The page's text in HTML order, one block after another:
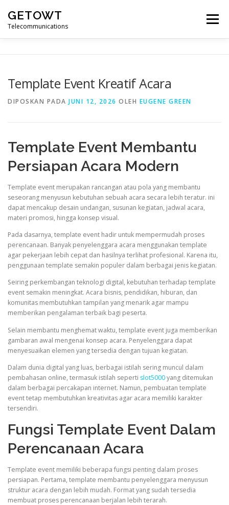
konten
GETOWT
Telecommunications
Menu
Template Event Kreatif Acara
DIPOSKAN PADA JUNI 12, 2026 OLEH EUGENE GREEN
Template Event Membantu
Persiapan Acara Modern
Template event merupakan rancangan atau pola yang membantu
seseorang menyusun kebutuhan sebuah acara secara lebih teratur. ini
dapat mencakup desain undangan, susunan kegiatan, jadwal acara,
materi promosi, hingga konsep visual.
Pada dasarnya, template event hadir untuk mempermudah proses
perencanaan. Banyak penyelenggara acara menggunakan template
agar pekerjaan lebih cepat dan hasilnya terlihat profesional. Karena itu,
penggunaan template semakin populer dalam berbagai jenis kegiatan.
Seiring perkembangan teknologi digital, kebutuhan terhadap template
event semakin meningkat. Acara bisnis, pendidikan, hiburan, dan
komunitas membutuhkan tampilan yang menarik agar mampu
memberikan pengalaman terbaik bagi peserta.
Selain membantu menghemat waktu, template event juga memberikan
gambaran awal mengenai konsep acara. Penyelenggara dapat
menyesuaikan elemen yang tersedia dengan tujuan kegiatan.
Dalam dunia digital yang luas, berbagai istilah sering muncul dalam
pembahasan online, termasuk istilah seperti slot5000yang ditemukan
dalam berbagai percakapan internet. Namun, pembuatan template
event tetap membutuhkan kreativitas agar acara memiliki karakter
tersendiri.
Fungsi Template Event Dalam
Perencanaan Acara
Template event memiliki beberapa fungsi penting dalam proses
persiapan. Pertama, template membantu penyelenggara menyusun
struktur acara dengan lebih mudah. Format yang sudah tersedia
membuat proses perencanaan berjalan lebih terarah.